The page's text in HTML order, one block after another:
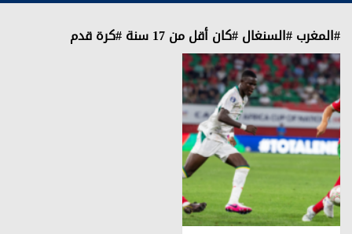
#المغرب #السنغال #كان أقل من 17 سنة #كرة قدم